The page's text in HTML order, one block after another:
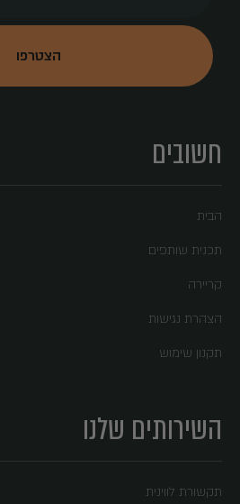
חשובים
הבית
תכנית שותפים
קריירה
הצהרת נגישות
תקנון שימוש
השירותים שלנו
תקשורת לווינית